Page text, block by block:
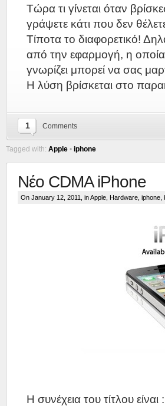
Τώρα τι γίνεται όταν
γράψετε κάτι που δεν
Τίποτα το διαφορετικό!
από την εφαρμογή, η
γνωρίζει μπορεί να σας
Η λύση βρίσκεται στο
1 Comments
Tagged with: Apple • iphone
Νέο CDMA iPhone
On January 12, 2011, inApple Hardware iphone
Η συνέχεια του τίτλου είναι